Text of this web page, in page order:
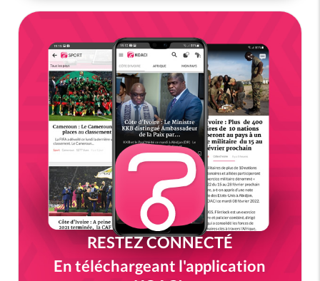
RESTEZ CONNECTÉ
En téléchargeant l'application